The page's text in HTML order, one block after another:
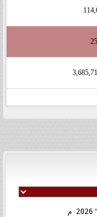
2026 م